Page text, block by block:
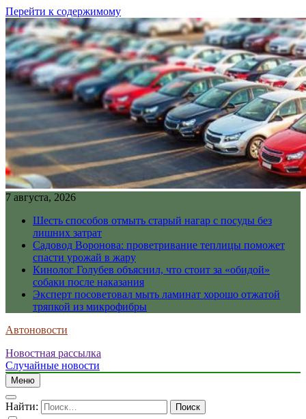
Перейти к содержимому
7 августа, 2026
Шесть способов отмыть старый нагар с посуды без
лишних затрат
Садовод Воронова: проветривание теплицы поможет
спасти урожай в жару
Кинолог Голубев объяснил, что стоит за «обидой»
собаки после наказания
Эксперт посоветовал мыть ламинат хорошо отжатой
тряпкой из микрофибры
Автоновости
Новостная рассылка
Случайные новости
Меню
Найти: